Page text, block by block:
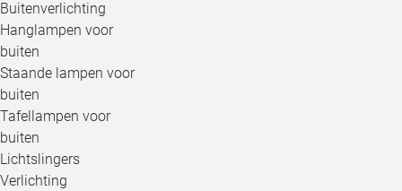
Buitenverlichting
Hanglampen voor
buiten
Staande lampen voor
buiten
Tafellampen voor
buiten
Lichtslingers
Verlichting